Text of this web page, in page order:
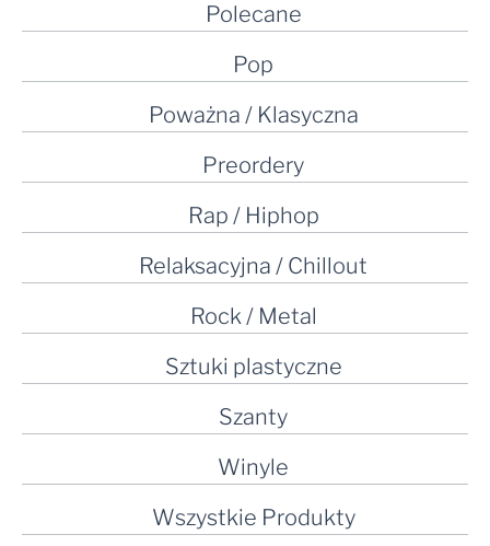
Polecane
Pop
Poważna / Klasyczna
Preordery
Rap / Hiphop
Relaksacyjna / Chillout
Rock / Metal
Sztuki plastyczne
Szanty
Winyle
Wszystkie Produkty